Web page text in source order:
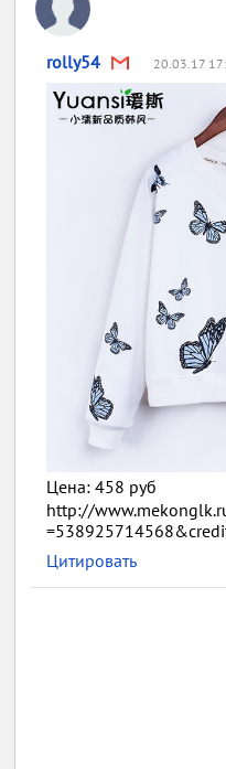
rolly54 20.03.17
Цена: 458 руб
http://
Цитировать